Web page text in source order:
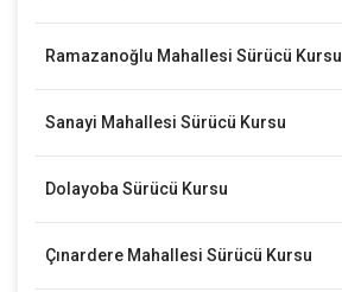
Ramazanoğlu Mahallesi Sürücü Kursu
Sanayi Mahallesi Sürücü Kursu
Dolayoba Sürücü Kursu
Çınardere Mahallesi Sürücü Kursu